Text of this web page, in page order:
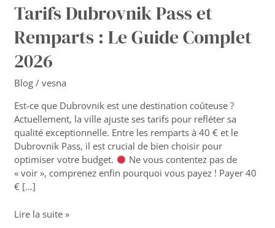
Tarifs Dubrovnik Pass et
Remparts : Le Guide Complet
2026
Blog /vesna
Est-ce que Dubrovnik est une destination coûteuse ?
Actuellement, la ville ajuste ses tarifs pour refléter sa
qualité exceptionnelle. Entre les remparts à 40 € et le
Dubrovnik Pass, il est crucial de bien choisir pour
optimiser votre budget.
Ne vous contentez pas de
« voir », comprenez enfin pourquoi vous payez ! Payer 40
€ […]
Lire la suite »